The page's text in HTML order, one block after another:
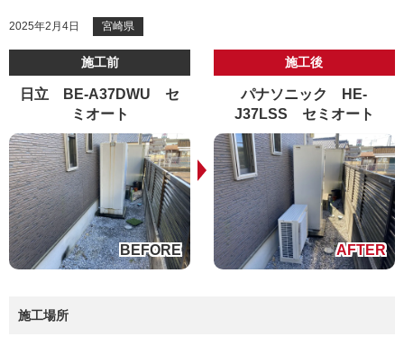
2025年2月4日 宮崎県
施工前
日立 BE-A37DWU セ
ミオート
施工後
パナソニック HE-
J37LSS セミオート
施工場所